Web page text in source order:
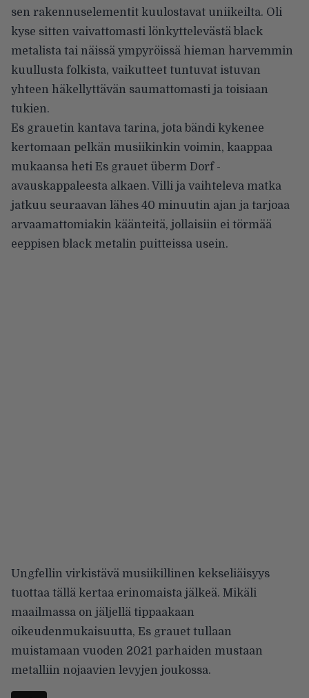
sen rakennuselementit kuulostavat uniikeilta. Oli
kyse sitten vaivattomasti lönkyttelevästä black
metalista tai näissä ympyröissä hieman harvemmin
kuullusta folkista, vaikutteet tuntuvat istuvan
yhteen häkellyttävän saumattomasti ja toisiaan
tukien.
Es grauetin kantava tarina, jota bändi kykenee
kertomaan pelkän musiikinkin voimin, kaappaa
mukaansa heti Es grauet überm Dorf -
avauskappaleesta alkaen. Villi ja vaihteleva matka
jatkuu seuraavan lähes 40 minuutin ajan ja tarjoaa
arvaamattomiakin käänteitä, jollaisiin ei törmää
eeppisen black metalin puitteissa usein.
Ungfellin virkistävä musiikillinen kekseliäisyys
tuottaa tällä kertaa erinomaista jälkeä. Mikäli
maailmassa on jäljellä tippaakaan
oikeudenmukaisuutta, Es grauet tullaan
muistamaan vuoden 2021 parhaiden mustaan
metalliin nojaavien levyjen joukossa.